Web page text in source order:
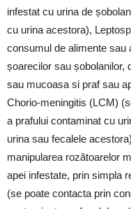
infestat cu urina de
cu urina acestora),
consumul de alimente sau
șoarecilor sau șobolanilor,
sau mucoasa si praf sau
Chorio-meningitis (LCM)
a prafului contaminat cu
urina sau fecalele
manipularea rozătoarelor
apei infestate, prin simpla
(se poate contacta prin